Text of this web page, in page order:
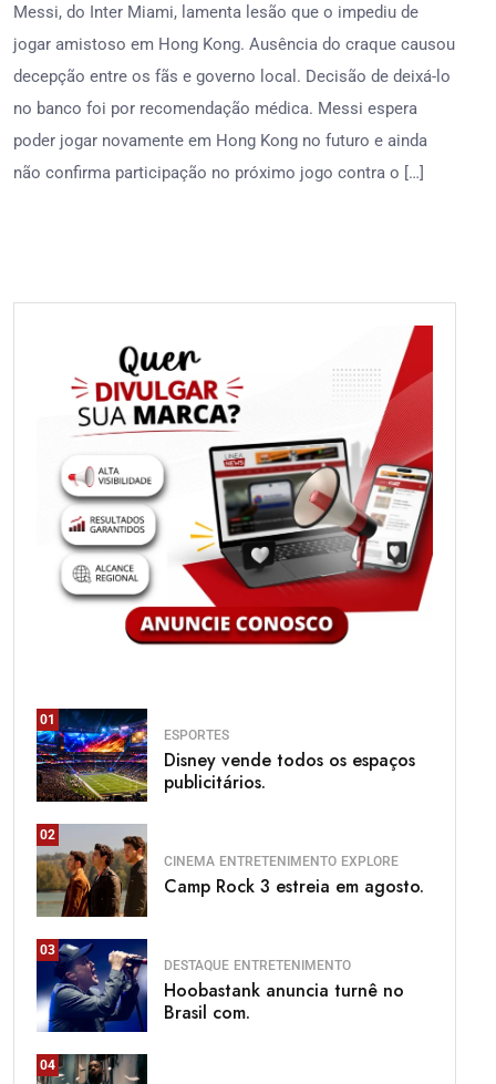
Messi, do Inter Miami, lamenta lesão que o impediu de
jogar amistoso em Hong Kong. Ausência do craque causou
decepção entre os fãs e governo local. Decisão de deixá-lo
no banco foi por recomendação médica. Messi espera
poder jogar novamente em Hong Kong no futuro e ainda
não confirma participação no próximo jogo contra o […]
01
ESPORTES
Disney vende todos os espaços
publicitários.
02
CINEMA ENTRETENIMENTO EXPLORE
Camp Rock 3 estreia em agosto.
03
DESTAQUE ENTRETENIMENTO
Hoobastank anuncia turnê no
Brasil com.
04